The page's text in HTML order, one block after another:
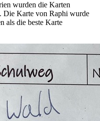
wurden die Karten
Die Karte von Raphi wurde
als die beste Karte